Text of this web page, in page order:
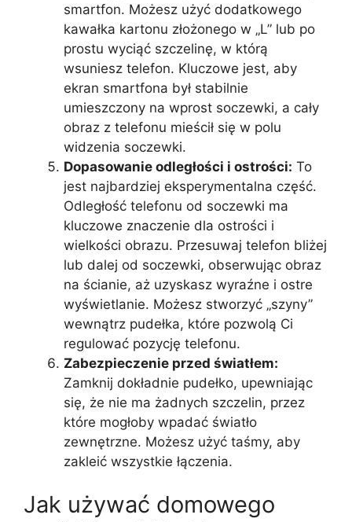
smartfon. Możesz użyć dodatkowego
kawałka kartonu złożonego w „L” lub po
prostu wyciąć szczelinę, w którą
wsuniesz telefon. Kluczowe jest, aby
ekran smartfona był stabilnie
umieszczony na wprost soczewki, a cały
obraz z telefonu mieścił się w polu
widzenia soczewki.
Dopasowanie odległości i ostrości: To
jest najbardziej eksperymentalna część.
Odległość telefonu od soczewki ma
kluczowe znaczenie dla ostrości i
wielkości obrazu. Przesuwaj telefon bliżej
lub dalej od soczewki, obserwując obraz
na ścianie, aż uzyskasz wyraźne i ostre
wyświetlanie. Możesz stworzyć „szyny”
wewnątrz pudełka, które pozwolą Ci
regulować pozycję telefonu.
Zabezpieczenie przed światłem:
Zamknij dokładnie pudełko, upewniając
się, że nie ma żadnych szczelin, przez
które mogłoby wpadać światło
zewnętrzne. Możesz użyć taśmy, aby
zakleić wszystkie łączenia.
Jak używać domowego